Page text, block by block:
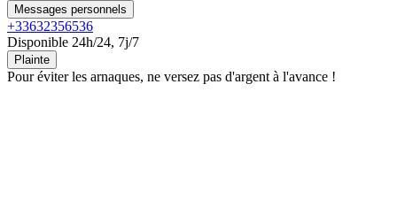
Messages personnels
+33632356536
Disponible 24h/24, 7j/7
Plainte
Pour éviter les arnaques, ne versez pas d'argent à l'avance !